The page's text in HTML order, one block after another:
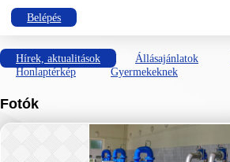
Belépés
Hírek, aktualitások Állásajánlatok
Honlaptérkép
Gyermekeknek
Fotók